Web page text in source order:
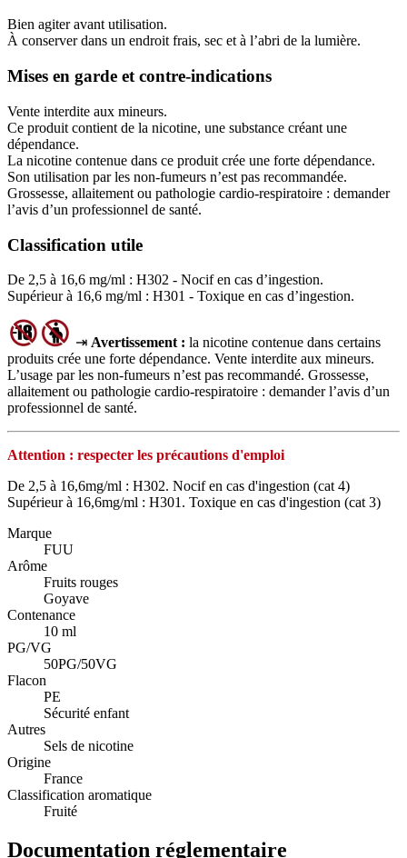
Bien agiter avant utilisation.
À conserver dans un endroit frais, sec et à l’abri de la lumière.
Mises en garde et contre-indications
Vente interdite aux mineurs.
Ce produit contient de la nicotine, une substance créant une
dépendance.
La nicotine contenue dans ce produit crée une forte dépendance.
Son utilisation par les non-fumeurs n’est pas recommandée.
Grossesse, allaitement ou pathologie cardio-respiratoire : demander
l’avis d’un professionnel de santé.
Classification utile
De 2,5 à 16,6 mg/ml : H302 - Nocif en cas d’ingestion.
Supérieur à 16,6 mg/ml : H301 - Toxique en cas d’ingestion.
⇥ Avertissement : la nicotine contenue dans certains
produits crée une forte dépendance. Vente interdite aux mineurs.
L’usage par les non‑fumeurs n’est pas recommandé. Grossesse,
allaitement ou pathologie cardio‑respiratoire : demander l’avis d’un
professionnel de santé.
Attention : respecter les précautions d'emploi
De 2,5 à 16,6mg/ml : H302. Nocif en cas d'ingestion (cat 4)
Supérieur à 16,6mg/ml : H301. Toxique en cas d'ingestion (cat 3)
Marque
FUU
Arôme
Fruits rouges
Goyave
Contenance
10 ml
PG/VG
50PG/50VG
Flacon
PE
Sécurité enfant
Autres
Sels de nicotine
Origine
France
Classification aromatique
Fruité
Documentation réglementaire